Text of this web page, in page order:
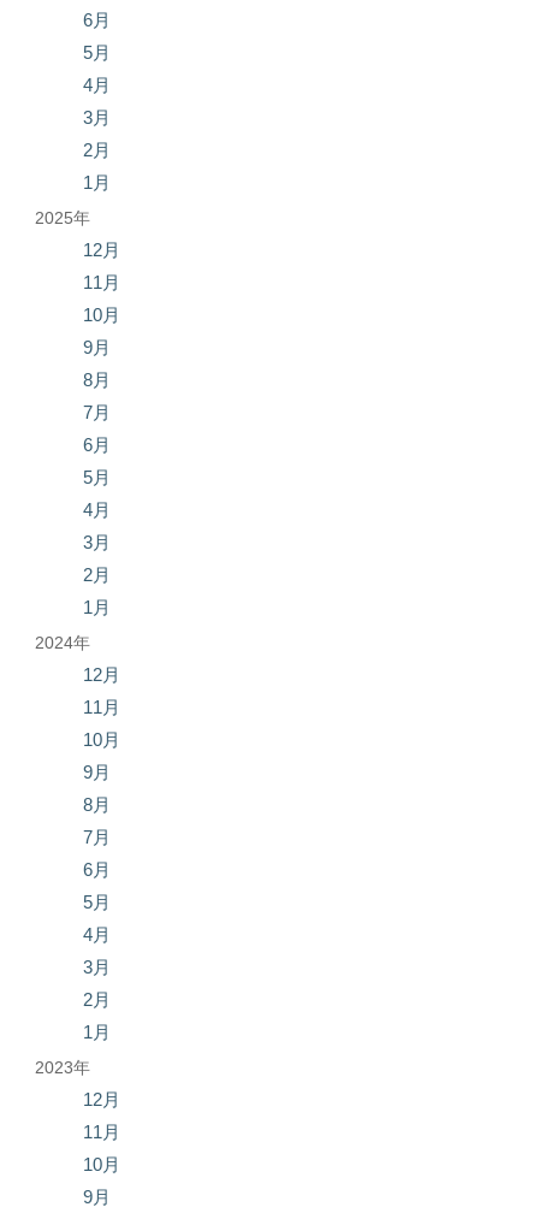
6月
5月
4月
3月
2月
1月
2025年
12月
11月
10月
9月
8月
7月
6月
5月
4月
3月
2月
1月
2024年
12月
11月
10月
9月
8月
7月
6月
5月
4月
3月
2月
1月
2023年
12月
11月
10月
9月